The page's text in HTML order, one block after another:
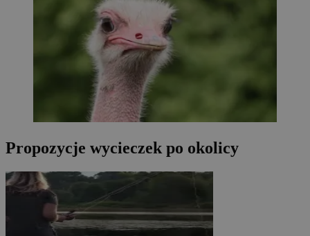
Propozycje wycieczek po okolicy